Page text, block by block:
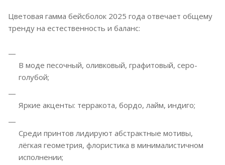
Цветовая гамма бейсболок 2025 года отвечает общему
тренду на естественность и баланс:
В моде песочный, оливковый, графитовый, серо-
голубой;
Яркие акценты: терракота, бордо, лайм, индиго;
Среди принтов лидируют абстрактные мотивы,
лёгкая геометрия, флористика в минималистичном
исполнении;